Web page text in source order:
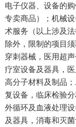
电子仪器、设备的
专卖商品）；机械
术服务（以上涉及
除外，限制的项目
穿刺器械，医用超
疗室设备及器具，
高分子材料及制品
复设备，临床检验
外循环及血液处理
及器具，消毒和灭